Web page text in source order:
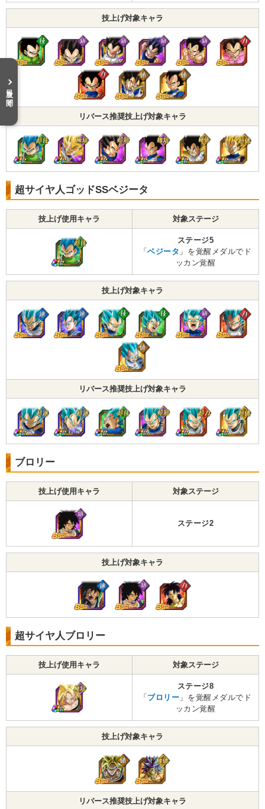
技上げ対象キャラ
リバース推奨技上げ対象キャラ
超サイヤ人ゴッドSSベジータ
技上げ使用キャラ 対象ステージ
ステージ5
「ベジータ 」を覚醒メダルでド
ッカン覚醒
技上げ対象キャラ
リバース推奨技上げ対象キャラ
ブロリー
技上げ使用キャラ 対象ステージ
ステージ2
技上げ対象キャラ
超サイヤ人ブロリー
技上げ使用キャラ 対象ステージ
ステージ8
「 ブロリー 」を覚醒メダルでド
ッカン覚醒
技上げ対象キャラ
リバース推奨技上げ対象キャラ
目次を開く